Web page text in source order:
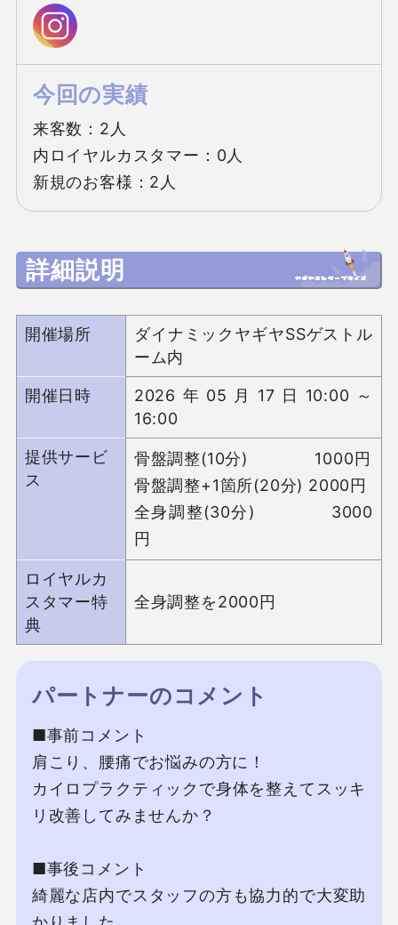
今回の実績
来客数：2人
内ロイヤルカスタマー：0人
新規のお客様：2人
詳細説明
開催場所
ダイナミックヤギヤSSゲストル
ーム内
開催日時
2026年05月17日10:00～
16:00
提供サービ
ス
骨盤調整(10分)             1000円
骨盤調整+1箇所(20分) 2000円
全身調整(30分)             3000
円
ロイヤルカ
スタマー特
典
全身調整を2000円
パートナーのコメント
■事前コメント
肩こり、腰痛でお悩みの方に！
カイロプラクティックで身体を整えてスッキ
リ改善してみませんか？
■事後コメント
綺麗な店内でスタッフの方も協力的で大変助